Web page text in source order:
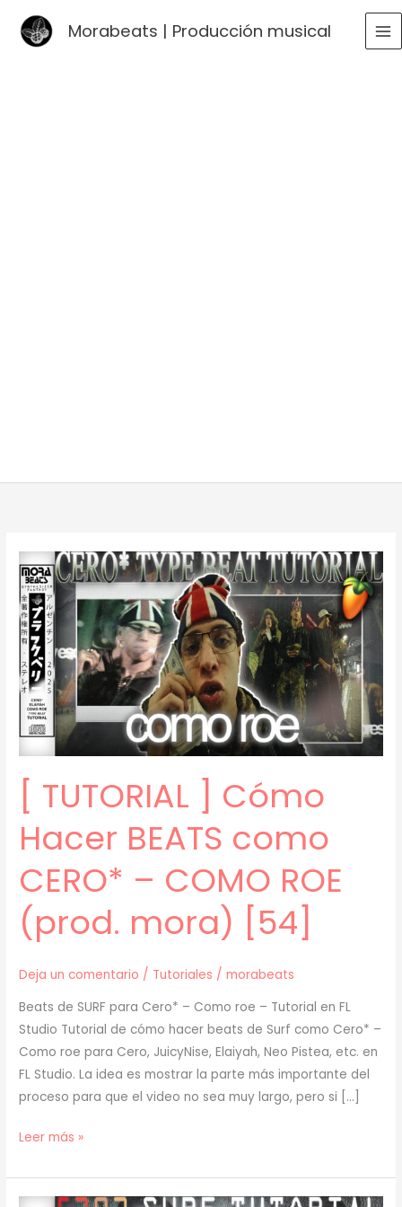
Morabeats | Producción musical
[ TUTORIAL ] Cómo
Hacer BEATS como
CERO* – COMO ROE
(prod. mora) [54]
Deja un comentario / Tutoriales /morabeats
Beats de SURF para Cero* – Como roe – Tutorial en FL
Studio Tutorial de cómo hacer beats de Surf como Cero* –
Como roe para Cero, JuicyNise, Elaiyah, Neo Pistea, etc. en
FL Studio. La idea es mostrar la parte más importante del
proceso para que el video no sea muy largo, pero si […]
[
]
Leer más »